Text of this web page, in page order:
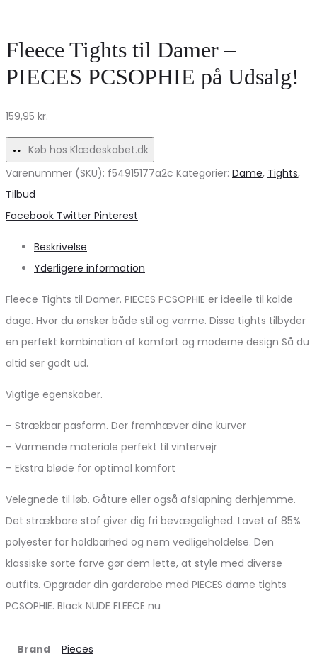
MdcAnouk
8038
Wine
Marta
du
–
et
must-
Fleece Tights til Damer –
PIECES PCSOPHIE på Udsalg!
159,95 kr.
Køb hos Klædeskabet.dk
Varenummer (SKU): f54915177a2c Kategorier: Dame, Tights,
Tilbud
Share
Facebook Twitter Pinterest
Beskrivelse
Yderligere information
Fleece Tights til Damer. PIECES PCSOPHIE er ideelle til kolde
dage. Hvor du ønsker både stil og varme. Disse tights tilbyder
en perfekt kombination af komfort og moderne design Så du
altid ser godt ud.
Vigtige egenskaber.
– Strækbar pasform. Der fremhæver dine kurver
– Varmende materiale perfekt til vintervejr
– Ekstra bløde for optimal komfort
Velegnede til løb. Gåture eller også afslapning derhjemme.
Det strækbare stof giver dig fri bevægelighed. Lavet af 85%
polyester for holdbarhed og nem vedligeholdelse. Den
klassiske sorte farve gør dem lette, at style med diverse
outfits. Opgrader din garderobe med PIECES dame tights
PCSOPHIE. Black NUDE FLEECE nu
Brand Pieces